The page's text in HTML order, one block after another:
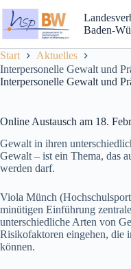
Baden-
Start
Aktuelles
Interpersonelle Gewalt und
Interpersonelle Gewalt und
Online Austausch am 18.
Gewalt in ihren
Gewalt – ist ein Thema, das
werden darf.
Viola Münch
minütigen Einführung
unterschiedliche Arten von
Risikofaktoren eingehen, die
können.